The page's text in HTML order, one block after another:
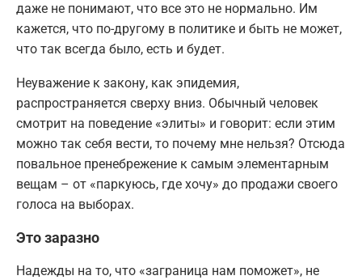
даже не понимают, что все это не нормально. Им
кажется, что по-другому в политике и быть не может,
что так всегда было, есть и будет.
Неуважение к закону, как эпидемия,
распространяется сверху вниз. Обычный человек
смотрит на поведение «элиты» и говорит: если этим
можно так себя вести, то почему мне нельзя? Отсюда
повальное пренебрежение к самым элементарным
вещам – от «паркуюсь, где хочу» до продажи своего
голоса на выборах.
Это заразно
Надежды на то, что «заграница нам поможет», не